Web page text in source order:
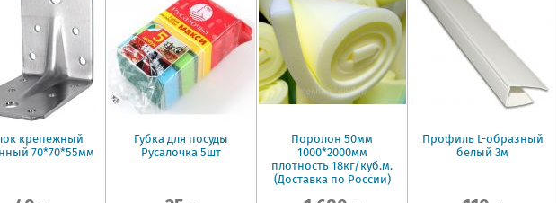
крепежный
70*70*55мм
Губка для посуды
Русалочка 5шт
Поролон 50мм
1000*2000мм
плотность 18кг/куб.м.
(Доставка по России)
Профиль L-образный
белый 3м